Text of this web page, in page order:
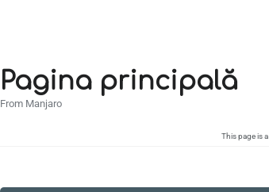
Pagina principală
From Manjaro
This page is a